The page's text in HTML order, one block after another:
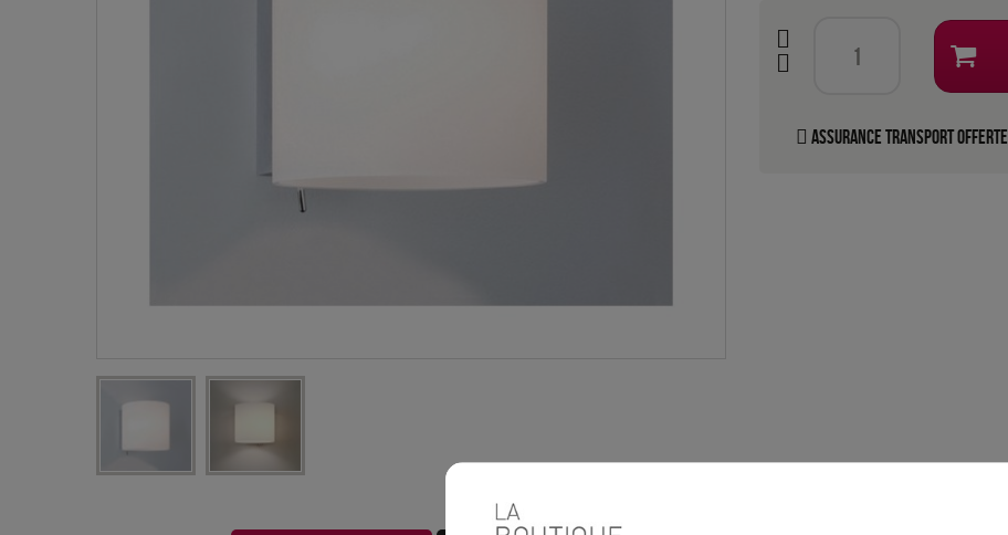
Assurance transport offerte